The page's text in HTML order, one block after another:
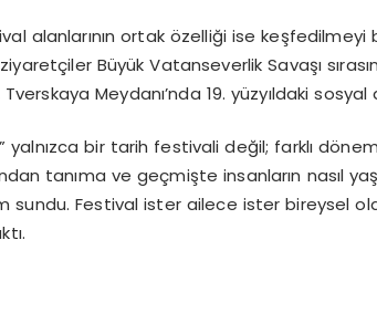
alanlarının ortak özelliği ise keşfedilmeyi
Büyük Vatanseverlik Savaşı
Tverskaya Meydanı’nda 19. yüzyıldaki
yalnızca bir tarih festivali değil; farklı
tanıma ve geçmişte insanların nasıl
sundu. Festival ister ailece ister bireysel